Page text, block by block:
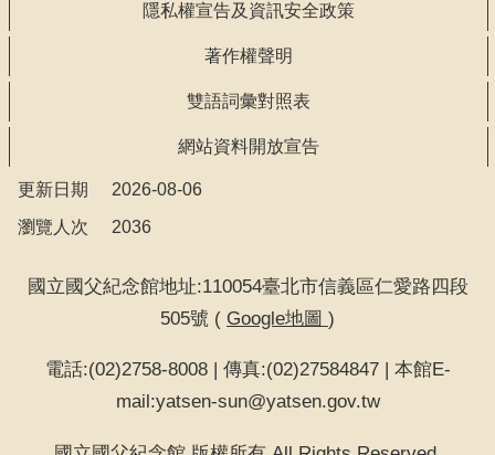
隱私權宣告及資訊安全政策
著作權聲明
雙語詞彙對照表
網站資料開放宣告
更新日期
2026-08-06
瀏覽人次
2036
國立國父紀念館地址:110054臺北市信義區仁愛路四段
505號 ( Google地圖 )
電話:(02)2758-8008 | 傳真:(02)27584847 | 本館E-
mail:yatsen-sun@yatsen.gov.tw